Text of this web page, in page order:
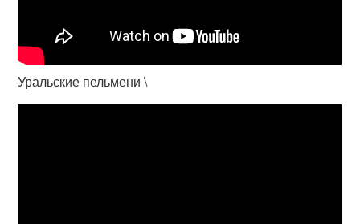
Уральские пельмени \